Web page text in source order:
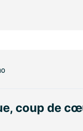
coup de